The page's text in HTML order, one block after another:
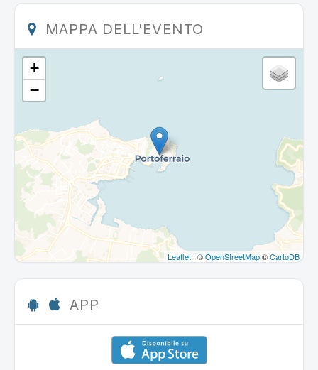
MAPPA DELL'EVENTO
+
−
Leaflet | ©OpenStreetMap©CartoDB
APP